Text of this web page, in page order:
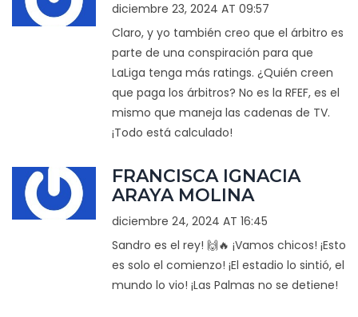
diciembre 23, 2024 AT 09:57
Claro, y yo también creo que el árbitro es
parte de una conspiración para que
LaLiga tenga más ratings. ¿Quién creen
que paga los árbitros? No es la RFEF, es el
mismo que maneja las cadenas de TV.
¡Todo está calculado!
FRANCISCA IGNACIA
ARAYA MOLINA
diciembre 24, 2024 AT 16:45
Sandro es el rey! 🙌🔥 ¡Vamos chicos! ¡Esto
es solo el comienzo! ¡El estadio lo sintió, el
mundo lo vio! ¡Las Palmas no se detiene!